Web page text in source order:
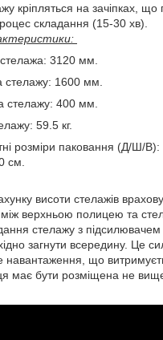
кріпляться на зачіпках, що
складання (15-30 хв).
3120 мм.
1600 мм.
стелажу: 400 мм.
59.5 кг.
розміри паковання (Д/Ш/
см.
висоти стелажів
між верхньою полицею та
стелажу з підсилювачем
загнути всередину. Це
навантаження, що
має бути розміщена не